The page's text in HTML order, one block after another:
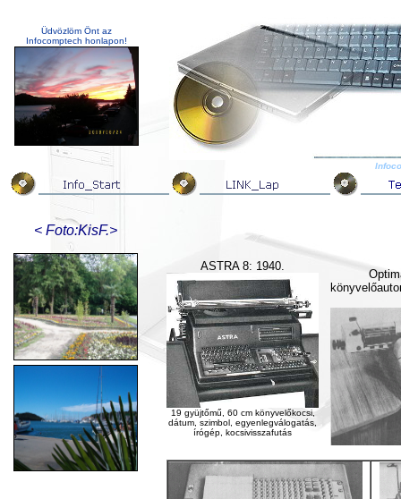
Üdvözlöm Önt az
Infocomptech honlapon!
< Foto:KisF.>
ASTRA 8: 1940.
19 gyüjtőmű, 60 cm könyvelőkocsi,
dátum, szimbol, egyenlegválogatás,
írógép, kocsivisszafutás